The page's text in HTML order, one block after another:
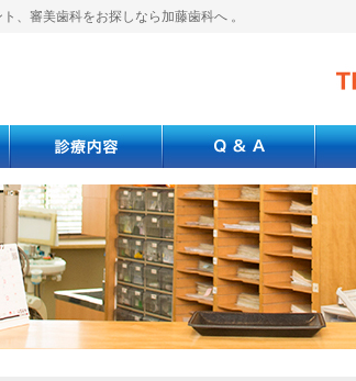
、審美歯科をお探しなら加藤歯科へ 。